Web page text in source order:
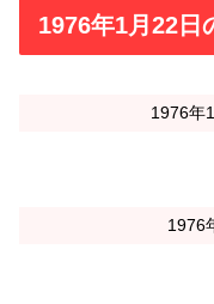
1976年1月22日
1976年
1976